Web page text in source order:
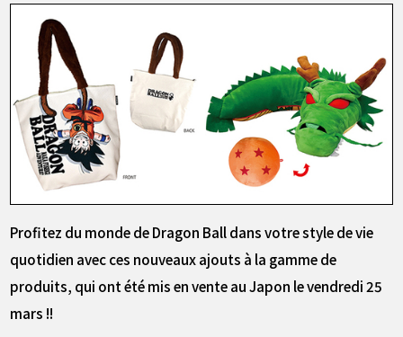
LANGUAGE
JP
FR ES
Profitez du monde de Dragon Ball dans votre style de vie
quotidien avec ces nouveaux ajouts à la gamme de
produits, qui ont été mis en vente au Japon le vendredi 25
mars !!